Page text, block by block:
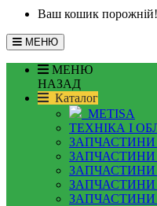
Ваш кошик порожній!
МЕНЮ
МЕНЮ
НАЗАД
Каталог
METISA
ТЕХНІКА І
ЗАПЧАСТИНИ
ЗАПЧАСТИНИ
ЗАПЧАСТИНИ
ЗАПЧАСТИНИ